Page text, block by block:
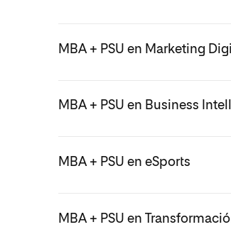
MBA + PSU en Marketing
MBA + PSU en Business
MBA + PSU en eSports​
MBA + PSU en